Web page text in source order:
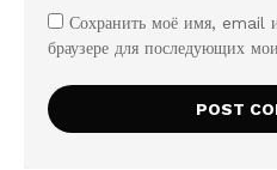
Сохранить моё имя, email
браузере для последующих